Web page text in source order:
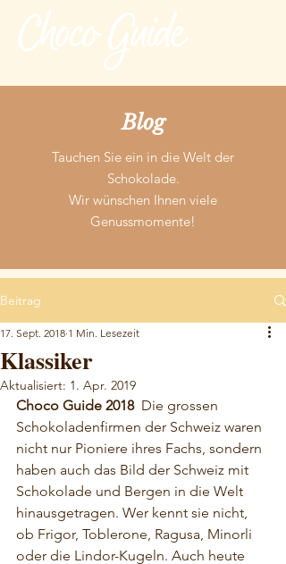
Blog
Tauchen Sie ein in die Welt der
Schokolade.
Wir wünschen Ihnen viele
Genussmomente!
Beitrag
Klassiker
17. Sept. 2018 1 Min. Lesezeit
Aktualisiert: 1. Apr. 2019
Choco Guide 2018
  Die grossen
Schokoladenfirmen der Schweiz waren
nicht nur Pioniere ihres Fachs, sondern
haben auch das Bild der Schweiz mit
Schokolade und Bergen in die Welt
hinausgetragen. Wer kennt sie nicht,
ob Frigor, Toblerone, Ragusa, Minorli
oder die Lindor-Kugeln. Auch heute